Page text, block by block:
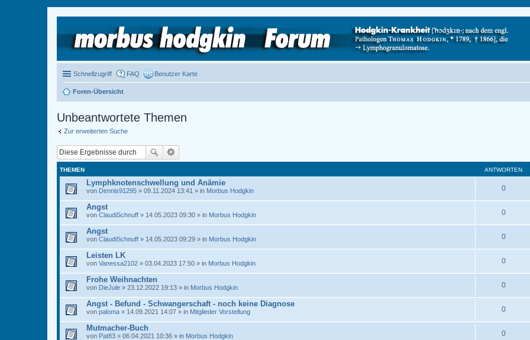
Schnellzugriff FAQ Benutzer Karte
Foren-Übersicht
Unbeantwortete Themen
Zur erweiterten Suche
THEMEN ANTWORTEN
Lymphknotenschwellung und Anämie
von Dennis91295 » 09.11.2024 13:41 » in Morbus Hodgkin 0
Angst
von ClaudiSchnuff » 14.05.2023 09:30 » in Morbus Hodgkin 0
Angst
von ClaudiSchnuff » 14.05.2023 09:29 » in Morbus Hodgkin 0
Leisten LK
von Vanessa2102 » 03.04.2023 17:50 » in Morbus Hodgkin 0
Frohe Weihnachten
von DieJule » 23.12.2022 19:13 » in Morbus Hodgkin 0
Angst - Befund - Schwangerschaft - noch keine Diagnose
von paloma » 14.09.2021 14:07 » in Mitglieder Vorstellung 0
Mutmacher-Buch
von Pat83 » 06.04.2021 10:36 » in Morbus Hodgkin 0